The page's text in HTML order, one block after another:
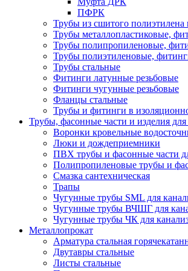
ПФРК
Трубы из сшитого полиэтилена
Трубы металлопластиковые,
Трубы полипропиленовые,
Трубы полиэтиленовые,
Трубы стальные
Фитинги латунные резьбовые
Фитинги чугунные резьбовые
Фланцы стальные
Трубы и фитинги в
Трубы, фасонные части и изделия для
Воронки кровельные
Люки и дождеприемники
ПВХ трубы и фасонные части
Полипропиленовые трубы и
Смазка сантехническая
Трапы
Чугунные трубы SML для
Чугунные трубы ВЧШГ для
Чугунные трубы ЧК для
Металлопрокат
Арматура стальная
Двутавры стальные
Листы стальные